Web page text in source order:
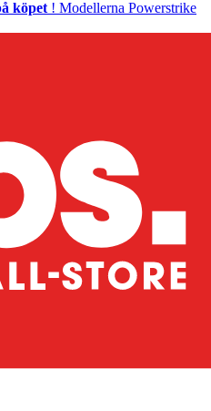
köpet ! Modellerna Powerstrike